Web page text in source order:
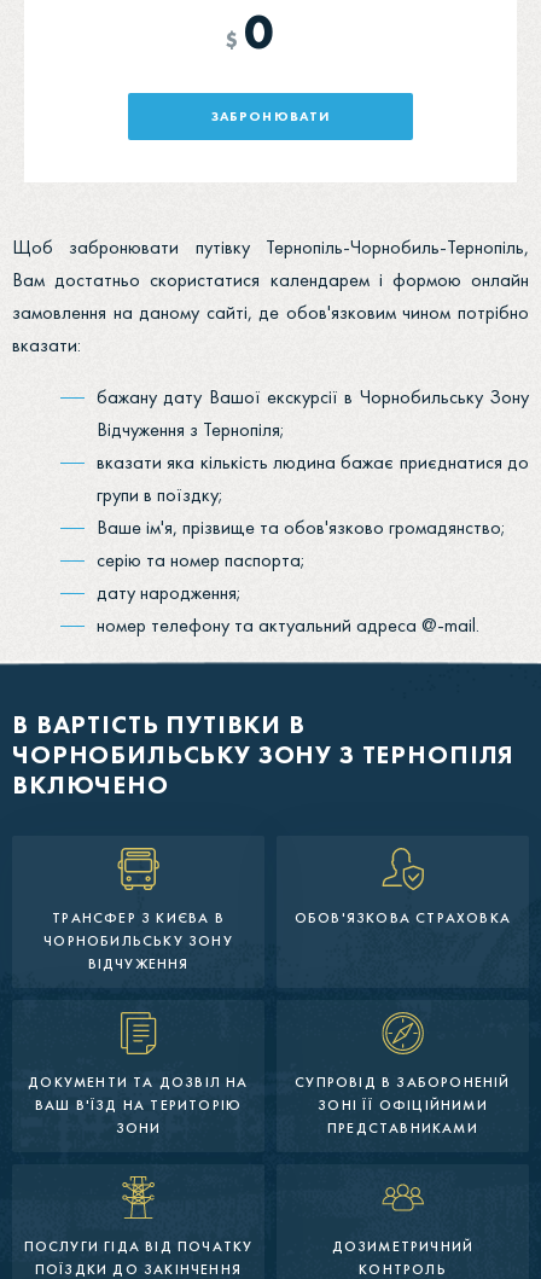
$ 0
ЗАБРОНЮВАТИ
Щоб забронювати путівку Тернопіль-Чорнобиль-Тернопіль,
Вам достатньо скористатися календарем і формою онлайн
замовлення на даному сайті, де обов'язковим чином потрібно
вказати:
бажану дату Вашої екскурсії в Чорнобильську Зону
Відчуження з Тернопіля;
вказати яка кількість людина бажає приєднатися до
групи в поїздку;
Ваше ім'я, прізвище та обов'язково громадянство;
серію та номер паспорта;
дату народження;
номер телефону та актуальний адреса @-mail.
В ВАРТІСТЬ ПУТІВКИ В
ЧОРНОБИЛЬСЬКУ ЗОНУ З ТЕРНОПІЛЯ
ВКЛЮЧЕНО
ТРАНСФЕР З КИЄВА В
ЧОРНОБИЛЬСЬКУ ЗОНУ
ВІДЧУЖЕННЯ
ОБОВ'ЯЗКОВА СТРАХОВКА
ДОКУМЕНТИ ТА ДОЗВІЛ НА
ВАШ В'ЇЗД НА ТЕРИТОРІЮ
ЗОНИ
СУПРОВІД В ЗАБОРОНЕНІЙ
ЗОНІ ЇЇ ОФІЦІЙНИМИ
ПРЕДСТАВНИКАМИ
ПОСЛУГИ ГІДА ВІД ПОЧАТКУ
ПОЇЗДКИ ДО ЗАКІНЧЕННЯ
ДОЗИМЕТРИЧНИЙ
КОНТРОЛЬ